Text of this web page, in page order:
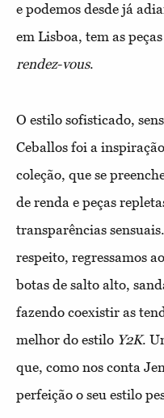
e podemos desde já
em Lisboa, tem as
rendez-vous.
O estilo sofisticado,
Ceballos foi a
coleção, que se
de renda e peças
transparências
respeito, regressamos
botas de salto alto,
fazendo coexistir as
melhor do estilo Y2K.
que, como nos conta
perfeição o seu estilo